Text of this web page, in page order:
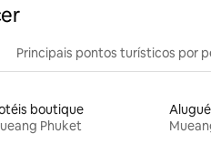
Principais pontos turísticos por
boutique
Phuket